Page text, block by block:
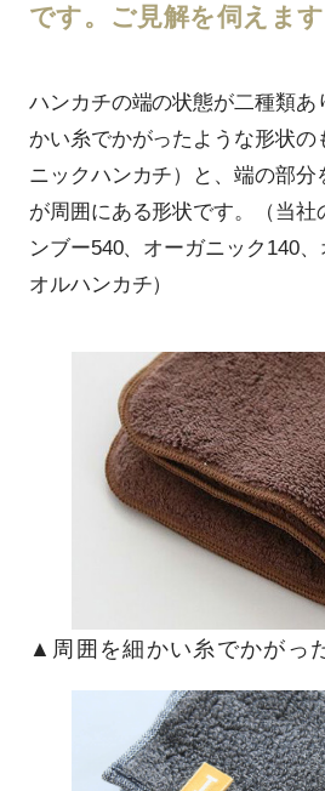
です。ご見解を伺えます
ハンカチの端の状態が二種類あ
かい糸でかがったような形状の
ニックハンカチ）と、端の部分
が周囲にある形状です。（当社
ンブー540、オーガニック140
オルハンカチ）
▲周囲を細かい糸でかがっ